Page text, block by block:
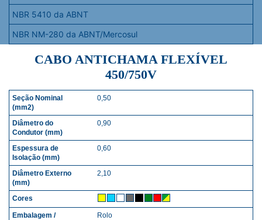
NBR 5410 da ABNT
NBR NM-280 da ABNT/Mercosul
CABO ANTICHAMA FLEXÍVEL
450/750V
SEÇÃO NOMINAL (MM2)
0,50
0,90
0,60
2,10
Rolo